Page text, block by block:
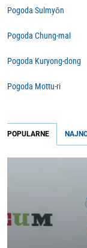
Pogoda Sulmyŏn
Pogoda Chung-mal
Pogoda Kuryong-dong
Pogoda Mottu-ri
POPULARNE